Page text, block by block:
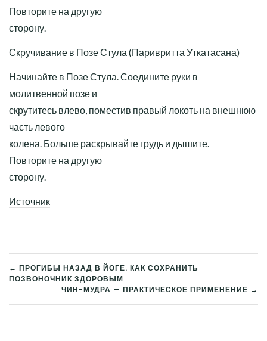
Повторите на другую
сторону.
Скручивание в Позе Стула (Паривритта Уткатасана)
Начинайте в Позе Стула. Соедините руки в
молитвенной позе и
скрутитесь влево, поместив правый локоть на внешнюю
часть левого
колена. Больше раскрывайте грудь и дышите.
Повторите на другую
сторону.
Источник
НАВИГАЦИЯ
ПО
← ПРОГИБЫ НАЗАД В ЙОГЕ. КАК СОХРАНИТЬ
ПОЗВОНОЧНИК ЗДОРОВЫМ
ЧИН-МУДРА — ПРАКТИЧЕСКОЕ ПРИМЕНЕНИЕ →